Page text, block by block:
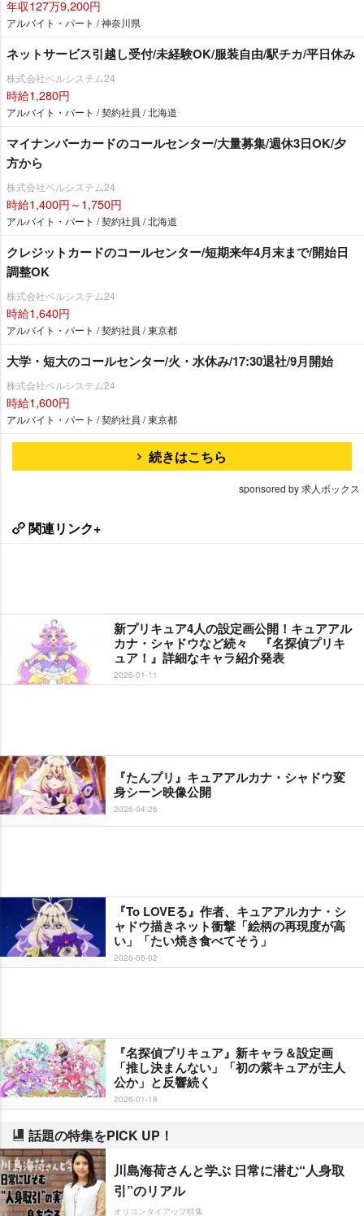
年収127万9,200円
アルバイト・パート / 神奈川県
ネットサービス引越し受付/未経験OK/服装自由/駅チカ/平日休み
株式会社ベルシステム24
時給1,280円
アルバイト・パート / 契約社員 / 北海道
マイナンバーカードのコールセンター/大量募集/週休3日OK/夕
方から
株式会社ベルシステム24
時給1,400円～1,750円
アルバイト・パート / 契約社員 / 北海道
クレジットカードのコールセンター/短期来年4月末まで/開始日
調整OK
株式会社ベルシステム24
時給1,640円
アルバイト・パート / 契約社員 / 東京都
大学・短大のコールセンター/火・水休み/17:30退社/9月開始
株式会社ベルシステム24
時給1,600円
アルバイト・パート / 契約社員 / 東京都
続きはこちら
sponsored by 求人ボックス
関連リンク+
新プリキュア4人の設定画公開！キュアアル
カナ・シャドウなど続々 『名探偵プリキ
ュア！』詳細なキャラ紹介発表
2026-01-11
『たんプリ』キュアアルカナ・シャドウ変
身シーン映像公開
2026-04-26
『To LOVEる』作者、キュアアルカナ・シ
ャドウ描きネット衝撃「絵柄の再現度が高
い」「たい焼き食べてそう」
2026-06-02
『名探偵プリキュア』新キャラ＆設定画
「推し決まんない」「初の紫キュアが主人
公か」と反響続く
2026-01-18
話題の特集をPICK UP！
川島海荷さんと学ぶ 日常に潜む“人身取
引”のリアル
オリコンタイアップ特集